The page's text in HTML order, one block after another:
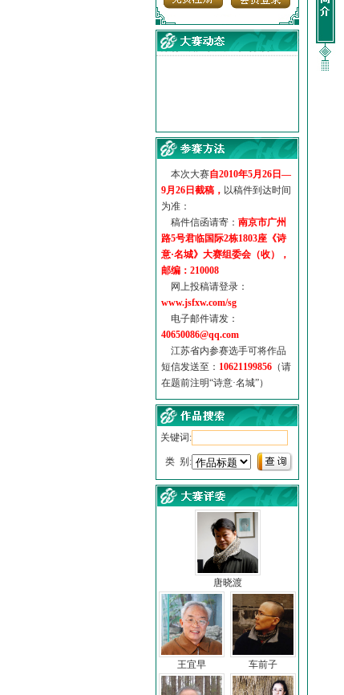
·【诗意·名城】地铁展示作...
诗意名城·地铁时间
地铁完美呈现【诗意·名城...
参赛作品多达5000多首
“诗意·名城”晒诗会
特别通知--致广大诗词爱好...
本次大赛自2010年5月26日—
9月26日截稿， 以稿件到达时间
为准：
稿件信函请寄： 南京市广州
路5号君临国际2栋1803座《诗
意·名城》大赛组委会（收），
邮编：210008
网上投稿请登录：
www.jsfxw.com/sg
电子邮件请发：
40650086@qq.com
江苏省内参赛选手可将作品
短信发送至： 10621199856 （请
在题前注明“诗意·名城”）
关键词:
类 别:
唐晓渡
王宜早 车前子